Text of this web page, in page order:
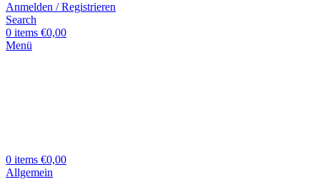
Anmelden / Registrieren
Search
0 items €0,00
Menü
0 items €0,00
Allgemein